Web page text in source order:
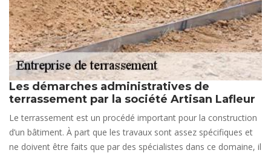
Les démarches administratives de
terrassement par la société Artisan Lafleur
Le terrassement est un procédé important pour la construction
d’un bâtiment. À part que les travaux sont assez spécifiques et
ne doivent être faits que par des spécialistes dans ce domaine, il